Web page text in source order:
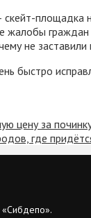
площадка
жалобы
не
быстро
цену за
где